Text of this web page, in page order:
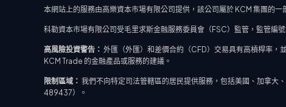
本網站上的服務由高樂資本市場有限公司提供，該公司屬於 KCM 集團的一
科勒資本市場有限公司受毛里求斯金融服務委員會（FSC）監管，監管編
高風險投資警告： 外匯（外匯）和差價合約（CFD）交易具有高槓桿率，
KCM Trade 的金融產品或服務的建議。
限制區域： 我們不向特定司法管轄區的居民提供服務，包括美國、加拿
489437）。